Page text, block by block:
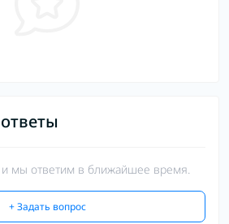
и мы ответим в ближайшее время.
+ Задать вопрос